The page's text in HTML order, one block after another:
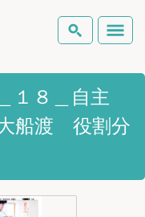
検索
１８＿自主
船渡 役割分